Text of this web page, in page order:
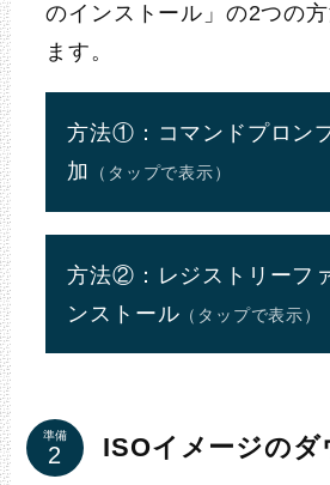
のインストール」の2つの
ます。
方法①：コマンドプロン
加
（タップで表示）
reg add
方法②：レジストリーフ
ンストール （タップで表示）
ダウンロ
準備 ISOイメージのダ